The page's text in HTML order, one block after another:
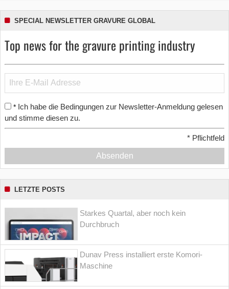
SPECIAL NEWSLETTER GRAVURE GLOBAL
Top news for the gravure printing industry
* Ich habe die Bedingungen zur Newsletter-Anmeldung gelesen
und stimme diesen zu.
* Pflichtfeld
Absenden
LETZTE POSTS
Starkes Quartal, aber noch kein
Durchbruch
Dunav Press installiert erste Komori-
Maschine